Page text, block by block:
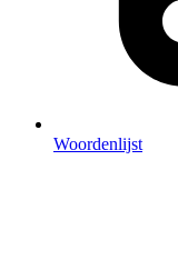
Woordenlijst